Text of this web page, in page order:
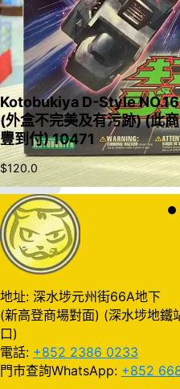
入購物車
Kotobukiya D-Style
(外盒不完美及有污跡) (此
豐到付) 10471
$120.0
地址: 深水埗元州街66A地下
(新高登商場對面) (深水埗地鐵
口)
電話: +852 2386 0233
門市查詢WhatsApp: +852